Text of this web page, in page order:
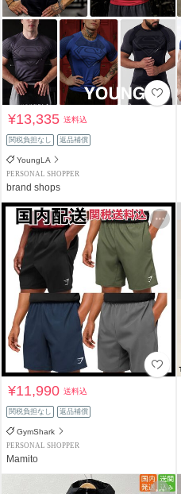
¥13,335送料込
関税負担なし 返品補償
YoungLA
PERSONAL SHOPPER
brand shops
¥11,990送料込
関税負担なし 返品補償
GymShark
PERSONAL SHOPPER
Mamito